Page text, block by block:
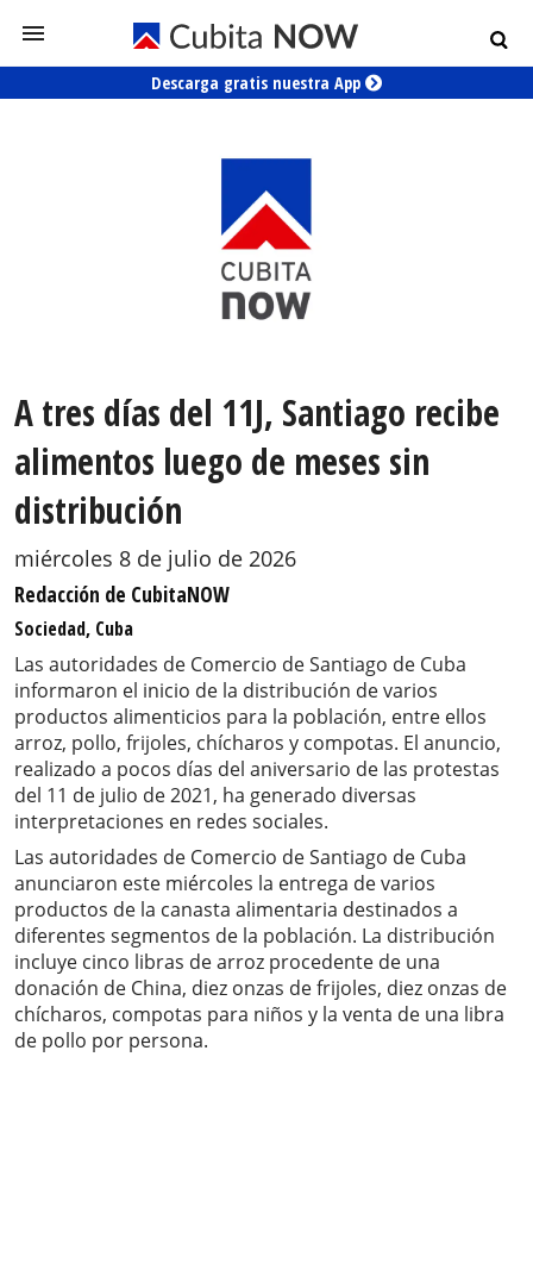
Descarga gratis nuestra App
A tres días del 11J, Santiago recibe
alimentos luego de meses sin
distribución
miércoles 8 de julio de 2026
Redacción de CubitaNOW
Sociedad, Cuba
Las autoridades de Comercio de Santiago de Cuba
informaron el inicio de la distribución de varios
productos alimenticios para la población, entre ellos
arroz, pollo, frijoles, chícharos y compotas. El anuncio,
realizado a pocos días del aniversario de las protestas
del 11 de julio de 2021, ha generado diversas
interpretaciones en redes sociales.
Las autoridades de Comercio de Santiago de Cuba
anunciaron este miércoles la entrega de varios
productos de la canasta alimentaria destinados a
diferentes segmentos de la población. La distribución
incluye cinco libras de arroz procedente de una
donación de China, diez onzas de frijoles, diez onzas de
chícharos, compotas para niños y la venta de una libra
de pollo por persona.